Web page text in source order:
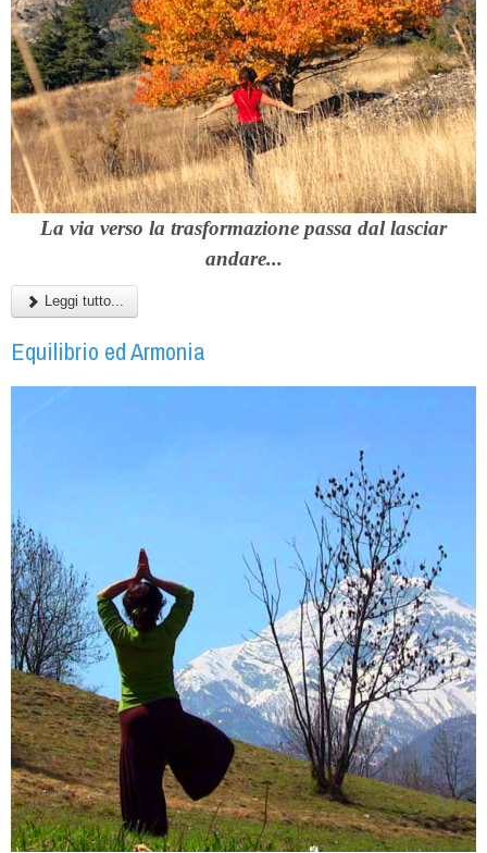
La via verso la trasformazione passa dal lasciar
andare...
Leggi tutto...
Equilibrio ed Armonia